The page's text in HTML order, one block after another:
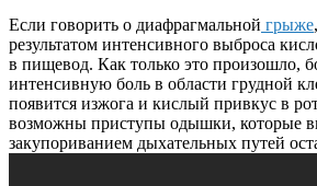
Если говорить о диафрагмальной грыже
результатом интенсивного выброса
в пищевод. Как только это произошло,
интенсивную боль в области грудной
появится изжога и кислый привкус в
возможны приступы одышки, которые
закупориванием дыхательных путей